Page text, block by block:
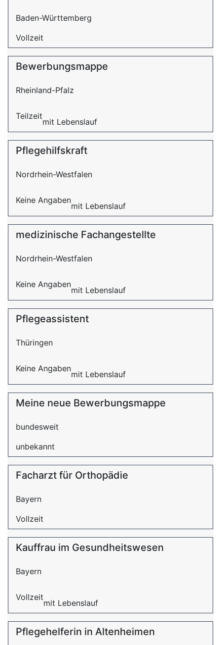
Baden-Württemberg
Vollzeit
Bewerbungsmappe
Rheinland-Pfalz
Teilzeit
mit Lebenslauf
Pflegehilfskraft
Nordrhein-Westfalen
Keine Angaben
mit Lebenslauf
medizinische Fachangestellte
Nordrhein-Westfalen
Keine Angaben
mit Lebenslauf
Pflegeassistent
Thüringen
Keine Angaben
mit Lebenslauf
Meine neue Bewerbungsmappe
bundesweit
unbekannt
Facharzt für Orthopädie
Bayern
Vollzeit
Kauffrau im Gesundheitswesen
Bayern
Vollzeit
mit Lebenslauf
Pflegehelferin in Altenheimen